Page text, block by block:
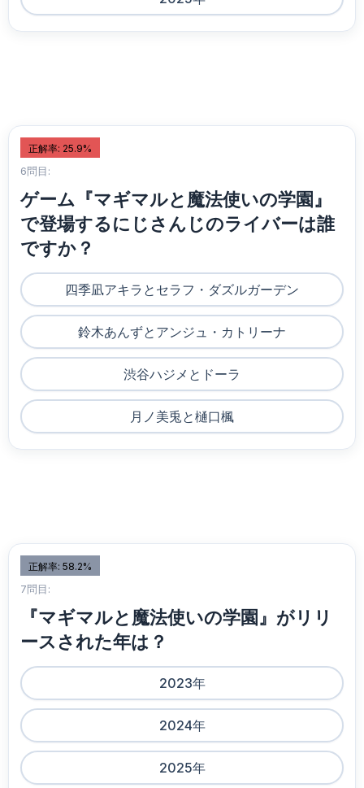
正解率: 25.9%
6問目:
ゲーム『マギマルと魔法使いの学園』
で登場するにじさんじのライバーは誰
ですか？
四季凪アキラとセラフ・ダズルガーデン
鈴木あんずとアンジュ・カトリーナ
渋谷ハジメとドーラ
月ノ美兎と樋口楓
正解率: 58.2%
7問目:
『マギマルと魔法使いの学園』がリリ
ースされた年は？
2023年
2024年
2025年